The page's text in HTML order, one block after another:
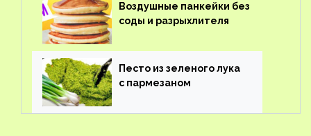
Воздушные панкейки без
соды и разрыхлителя
Песто из зеленого лука
с пармезаном